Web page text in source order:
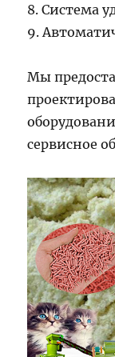
8. Система
9.
Мы
сервисное